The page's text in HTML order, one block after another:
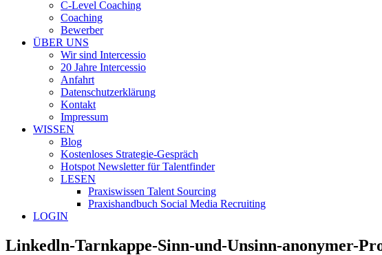
C-Level Coaching
Coaching
Bewerber
ÜBER UNS
Wir sind Intercessio
20 Jahre Intercessio
Anfahrt
Datenschutzerklärung
Kontakt
Impressum
WISSEN
Blog
Kostenloses Strategie-Gespräch
Hotspot Newsletter für Talentfinder
LESEN
Praxiswissen Talent Sourcing
Praxishandbuch Social Media Recruiting
LOGIN
Linkedln-Tarnkappe-Sinn-und-Unsinn-anonymer-